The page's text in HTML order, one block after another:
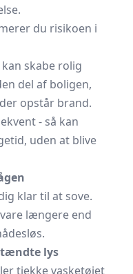
du risikoen i
skabe rolig
del af boligen,
opstår brand.
- så kan
uden at blive
klar til at sove.
længere end
lys
tjekke vasketøjet